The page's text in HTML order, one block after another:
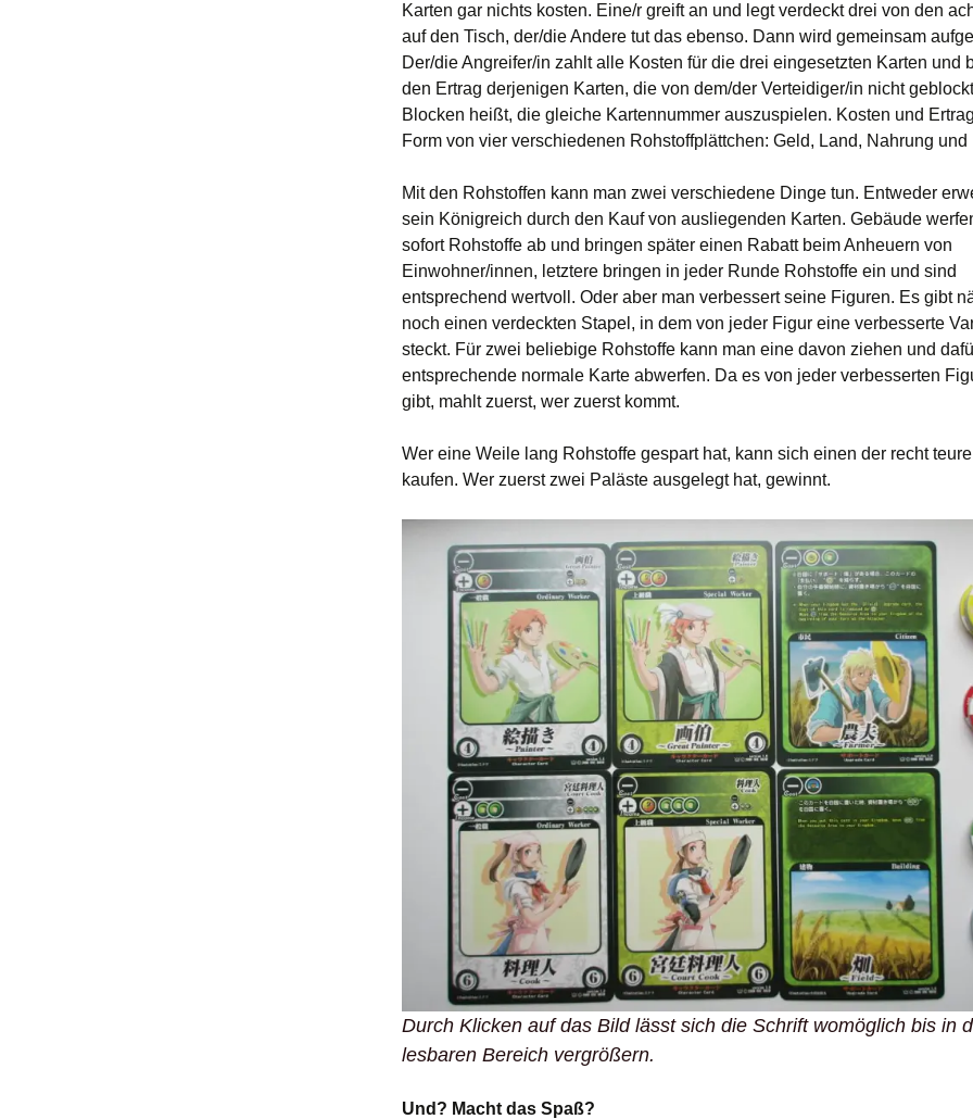
Karten gar nichts kosten. Eine/r greift an und legt verdeckt drei von den
auf den Tisch, der/die Andere tut das ebenso. Dann wird gemeinsam
Der/die Angreifer/in zahlt alle Kosten für die drei eingesetzten Karten und
den Ertrag derjenigen Karten, die von dem/der Verteidiger/in nicht
Blocken heißt, die gleiche Kartennummer auszuspielen. Kosten und
Form von vier verschiedenen Rohstoffplättchen: Geld, Land, Nahrung und
Mit den Rohstoffen kann man zwei verschiedene Dinge tun. Entweder
sein Königreich durch den Kauf von ausliegenden Karten. Gebäude
sofort Rohstoffe ab und bringen später einen Rabatt beim Anheuern von
Einwohner/innen, letztere bringen in jeder Runde Rohstoffe ein und sind
entsprechend wertvoll. Oder aber man verbessert seine Figuren. Es gibt
noch einen verdeckten Stapel, in dem von jeder Figur eine verbesserte
steckt. Für zwei beliebige Rohstoffe kann man eine davon ziehen und
entsprechende normale Karte abwerfen. Da es von jeder verbesserten
gibt, mahlt zuerst, wer zuerst kommt.
Wer eine Weile lang Rohstoffe gespart hat, kann sich einen der recht
kaufen. Wer zuerst zwei Paläste ausgelegt hat, gewinnt.
Durch Klicken auf das Bild lässt sich die Schrift womöglich bis in
lesbaren Bereich vergrößern.
Und? Macht das Spaß?